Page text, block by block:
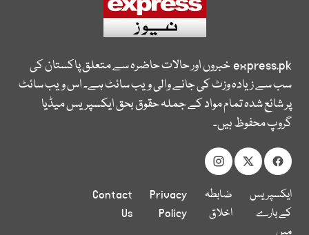
express.pkخبروں اور حالات حاضرہ سے متعلق پاکستان کی
سب سے زیادہ وزٹ کی جانے والی ویب سائٹ ہے۔ اس ویب سائٹ
پر شائع شدہ تمام مواد کے جملہ حقوق بحق ایکسپریس میڈیا
گروپ محفوظ ہیں۔
ایکسپریس
کے بارے
ضابطہ
اخلاق
Privacy
Policy
Contact
Us